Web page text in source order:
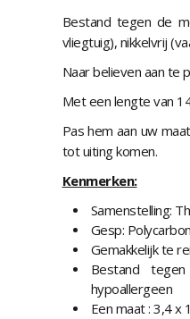
Bestand tegen de
vliegtuig), nikkelvrij
Naar believen aan te
Met een lengte van
Pas hem aan uw
tot uiting komen.
Kenmerken:
Samenstelling:
Gesp:
Gemakkelijk te
Bestand
hypoallergeen
Een maat : 3,4 x